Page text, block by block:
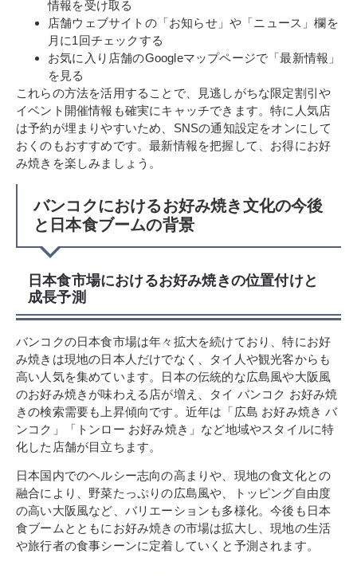
情報を受け取る
店舗ウェブサイトの「お知らせ」や「ニュース」欄を
月に1回チェックする
お気に入り店舗のGoogleマップページで「最新情報」
を見る
これらの方法を活用することで、見逃しがちな限定割引や
イベント開催情報も確実にキャッチできます。特に人気店
は予約が埋まりやすいため、SNSの通知設定をオンにして
おくのもおすすめです。最新情報を把握して、お得にお好
み焼きを楽しみましょう。
バンコクにおけるお好み焼き文化の今後
と日本食ブームの背景
日本食市場におけるお好み焼きの位置付けと
成長予測
バンコクの日本食市場は年々拡大を続けており、特にお好
み焼きは現地の日本人だけでなく、タイ人や観光客からも
高い人気を集めています。日本の伝統的な広島風や大阪風
のお好み焼きが味わえる店が増え、タイ バンコク お好み焼
きの検索需要も上昇傾向です。近年は「広島 お好み焼き バ
ンコク」「トンロー お好み焼き」など地域やスタイルに特
化した店舗が目立ちます。
日本国内でのヘルシー志向の高まりや、現地の食文化との
融合により、野菜たっぷりの広島風や、トッピング自由度
の高い大阪風など、バリエーションも多様化。今後も日本
食ブームとともにお好み焼きの市場は拡大し、現地の生活
や旅行者の食事シーンに定着していくと予測されます。